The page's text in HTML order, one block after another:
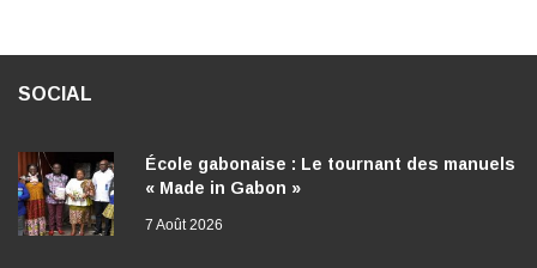
SOCIAL
École gabonaise : Le tournant des manuels
« Made in Gabon »
7 Août 2026